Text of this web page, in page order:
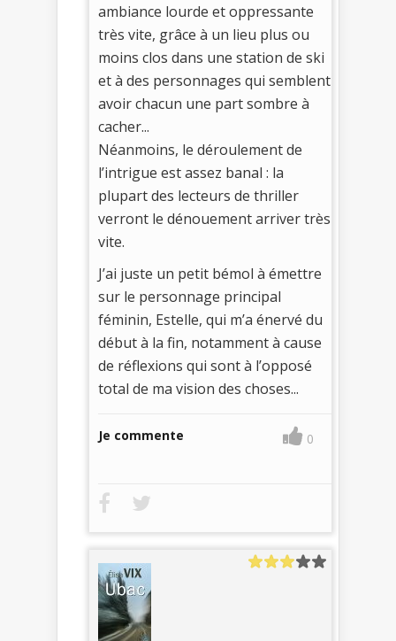
ambiance lourde et oppressante
très vite, grâce à un lieu plus ou
moins clos dans une station de ski
et à des personnages qui semblent
avoir chacun une part sombre à
cacher...
Néanmoins, le déroulement de
l’intrigue est assez banal : la
plupart des lecteurs de thriller
verront le dénouement arriver très
vite.
J’ai juste un petit bémol à émettre
sur le personnage principal
féminin, Estelle, qui m’a énervé du
début à la fin, notamment à cause
de réflexions qui sont à l’opposé
total de ma vision des choses...
Je commente 0